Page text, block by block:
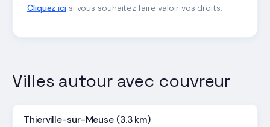
Cliquez icisi vous souhaitez faire valoir vos droits.
Villes autour avec couvreur
Thierville-sur-Meuse (3.3 km)